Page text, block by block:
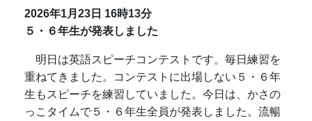
2026年1月23日 16時13分
５・６年生が発表しました
明日は英語スピーチコンテストです。毎日練習を
重ねてきました。コンテストに出場しない５・６年
生もスピーチを練習していました。今日は、かさの
っこタイムで５・６年生全員が発表しました。流暢